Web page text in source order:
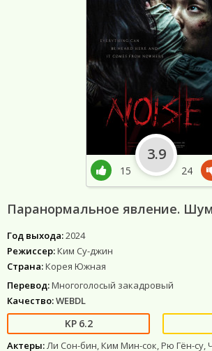
Паранормальное явление.
Год выхода:2024
Режиссер:Ким Су-джин
Страна:Корея Южная
Перевод:Многоголосый закадровый
Качество:WEBDL
6.2
Актеры:Ли Сон-бин, Ким Мин-сок, Рю Гён-су,
15
3.9
24